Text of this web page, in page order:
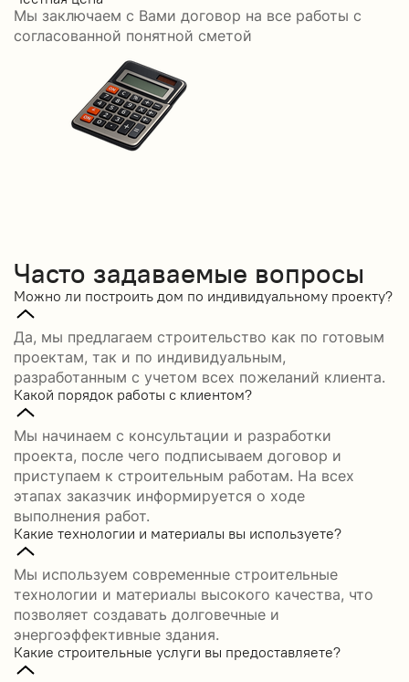
Мы заключаем с Вами договор на все работы с
согласованной понятной сметой
Часто задаваемые вопросы
Можно ли построить дом по индивидуальному проекту?
Да, мы предлагаем строительство как по готовым
проектам, так и по индивидуальным,
разработанным с учетом всех пожеланий клиента.
Какой порядок работы с клиентом?
Мы начинаем с консультации и разработки
проекта, после чего подписываем договор и
приступаем к строительным работам. На всех
этапах заказчик информируется о ходе
выполнения работ.
Какие технологии и материалы вы используете?
Мы используем современные строительные
технологии и материалы высокого качества, что
позволяет создавать долговечные и
энергоэффективные здания.
Какие строительные услуги вы предоставляете?